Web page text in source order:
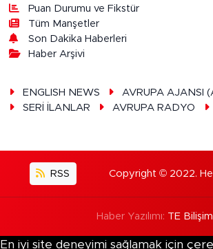
Puan Durumu ve Fikstür
Tüm Manşetler
Son Dakika Haberleri
Haber Arşivi
ENGLISH NEWS
AVRUPA AJANSI
SERİ İLANLAR
AVRUPA RADYO
RSS Copyright © 2022. Her
Haber Yazılımı: TE Bilişim
En iyi site deneyimi sağlamak için